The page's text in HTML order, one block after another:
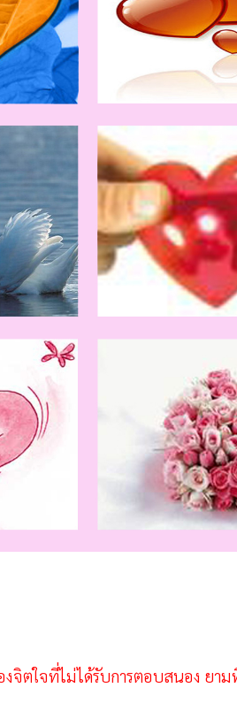
จิตใจที่ไม่ได้รับการตอบสนอง ยาม